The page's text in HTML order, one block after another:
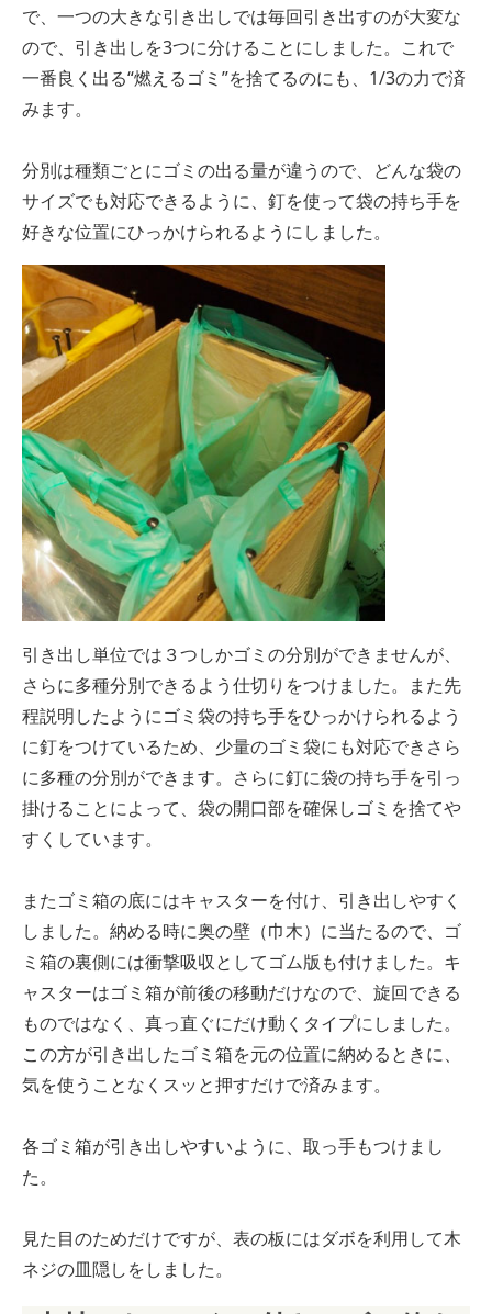
で、一つの大きな引き出しでは毎回引き出すのが大変な
ので、引き出しを3つに分けることにしました。これで
一番良く出る“燃えるゴミ”を捨てるのにも、1/3の力で済
みます。
分別は種類ごとにゴミの出る量が違うので、どんな袋の
サイズでも対応できるように、釘を使って袋の持ち手を
好きな位置にひっかけられるようにしました。
引き出し単位では３つしかゴミの分別ができませんが、
さらに多種分別できるよう仕切りをつけました。また先
程説明したようにゴミ袋の持ち手をひっかけられるよう
に釘をつけているため、少量のゴミ袋にも対応できさら
に多種の分別ができます。さらに釘に袋の持ち手を引っ
掛けることによって、袋の開口部を確保しゴミを捨てや
すくしています。
またゴミ箱の底にはキャスターを付け、引き出しやすく
しました。納める時に奥の壁（巾木）に当たるので、ゴ
ミ箱の裏側には衝撃吸収としてゴム版も付けました。キ
ャスターはゴミ箱が前後の移動だけなので、旋回できる
ものではなく、真っ直ぐにだけ動くタイプにしました。
この方が引き出したゴミ箱を元の位置に納めるときに、
気を使うことなくスッと押すだけで済みます。
各ゴミ箱が引き出しやすいように、取っ手もつけまし
た。
見た目のためだけですが、表の板にはダボを利用して木
ネジの皿隠しをしました。